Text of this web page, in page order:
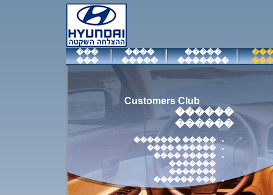
�����
�������
����
�����
���
���
Customers Club
������
������
����� �������
������ ����
����� ����
�������
�������
��� ������